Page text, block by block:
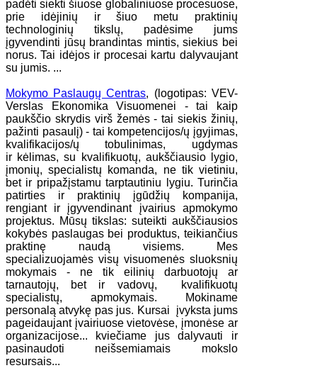
padėti siekti šiuose globaliniuose procesuose,
prie idėjinių ir šiuo metu praktinių
technologinių tikslų, padėsime jums
įgyvendinti jūsų brandintas mintis, siekius bei
norus. Tai idėjos ir procesai kartu dalyvaujant
su jumis. ...
Mokymo Paslaugų Centras, (logotipas: VEV-
Verslas Ekonomika Visuomenei - tai kaip
paukščio skrydis virš žemės - tai siekis žinių,
pažinti pasaulį) - tai kompetencijos/ų įgyjimas,
kvalifikacijos/ų tobulinimas, ugdymas
ir kėlimas, su kvalifikuotų, aukščiausio lygio,
įmonių, specialistų komanda, ne tik vietiniu,
bet ir pripažįstamu tarptautiniu lygiu. Turinčia
patirties ir praktinių įgūdžių kompanija,
rengiant ir įgyvendinant įvairius apmokymo
projektus. Mūsų tikslas: suteikti aukščiausios
kokybės paslaugas bei produktus, teikiančius
praktinę naudą visiems. Mes
specializuojamės visų visuomenės sluoksnių
mokymais - ne tik eilinių darbuotojų ar
tarnautojų, bet ir vadovų, kvalifikuotų
specialistų, apmokymais. Mokiname
personalą atvykę pas jus. Kursai įvyksta jums
pageidaujant įvairiuose vietovėse, įmonėse ar
organizacijose... kviečiame jus dalyvauti ir
pasinaudoti neišsemiamais mokslo
resursais...